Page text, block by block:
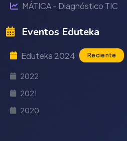
MÁTICA - Diagnóstico TIC
Eventos Eduteka
Eduteka 2024 Reciente
2022
2021
2020